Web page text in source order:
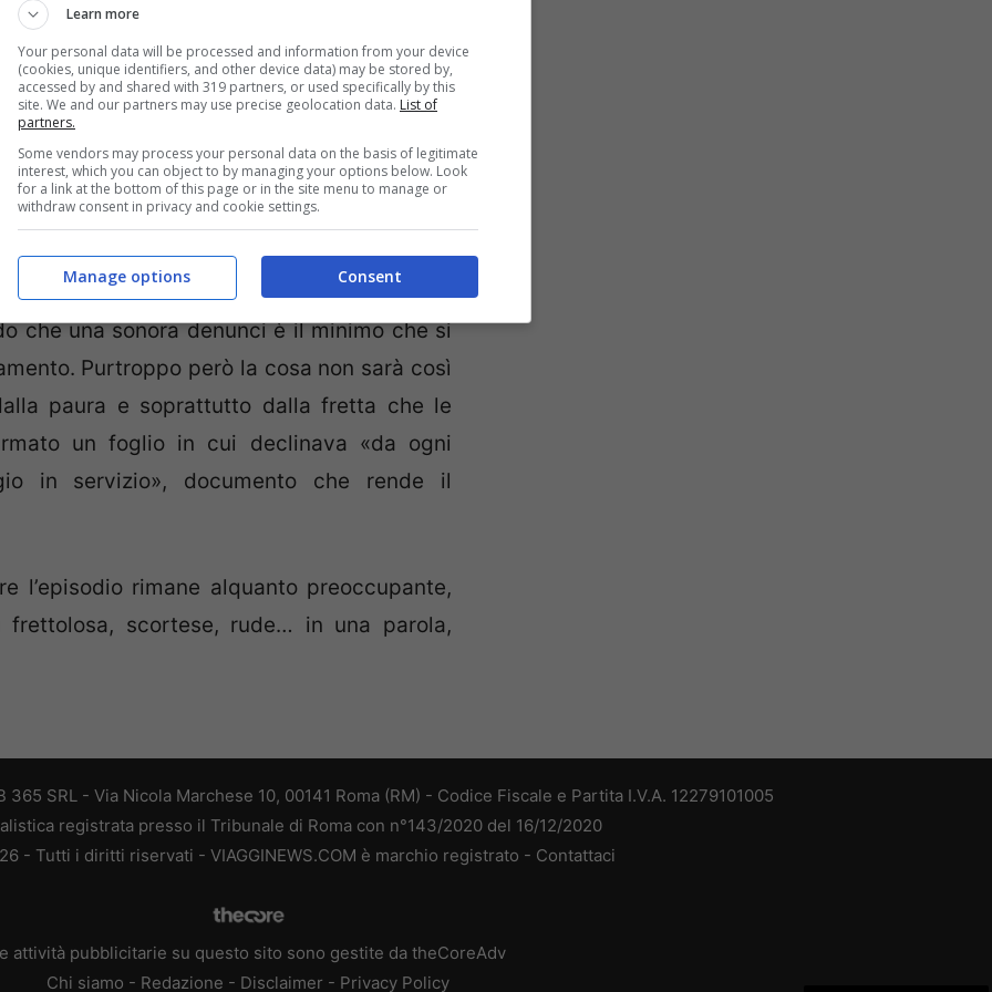
infatti l’unica persona ad essere accorsa
testimonia di non aver ricevuto alcun aiuto
di bordo.Quest’ultimo si sarebbe infatti
di accumulare ulteriore ritardo sulla
che la donna non reagisse ma, una volta
che la bimba stava bene, la signora
che una sonora denunci è il minimo che si
Purtroppo però la cosa non sarà così
paura e soprattutto dalla fretta che le
un foglio in cui declinava «da ogni
in servizio», documento che rende il
l’episodio rimane alquanto preoccupante,
scortese, rude… in una parola,
SRL - Via Nicola Marchese 10, 00141 Roma (RM) - Codice Fiscale e Partita I.V.A. 12279101005
registrata presso il Tribunale di Roma con n°143/2020 del 16/12/2020
- Tutti i diritti riservati - VIAGGINEWS.COM è marchio registrato - Contattaci
attività pubblicitarie su questo sito sono gestite da theCoreAdv
Chi siamo - Redazione - Disclaimer - Privacy Policy
Learn more
Your personal data will be processed and information from your device
(cookies, unique identifiers, and other device data) may be stored by,
accessed by and shared with 319 partners, or used specifically by this
site. We and our partners may use precise geolocation data. List of
partners.
Some vendors may process your personal data on the basis of legitimate
interest, which you can object to by managing your options below. Look
for a link at the bottom of this page or in the site menu to manage or
withdraw consent in privacy and cookie settings.
Consent
Manage options